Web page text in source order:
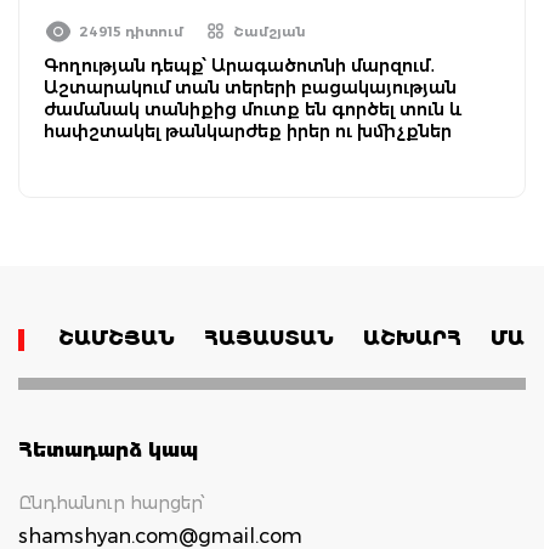
24915 դիտում Շամշյան
Գողության դեպք՝ Արագածոտնի մարզում․
Աշտարակում տան տերերի բացակայության
ժամանակ տանիքից մուտք են գործել տուն և
հափշտակել թանկարժեք իրեր ու խմիչքներ
ՇԱՄՇՅԱՆ ՀԱՅԱՍՏԱՆ ԱՇԽԱՐՀ
Հետադարձ կապ
Ընդհանուր հարցեր՝
shamshyan.com@gmail.com